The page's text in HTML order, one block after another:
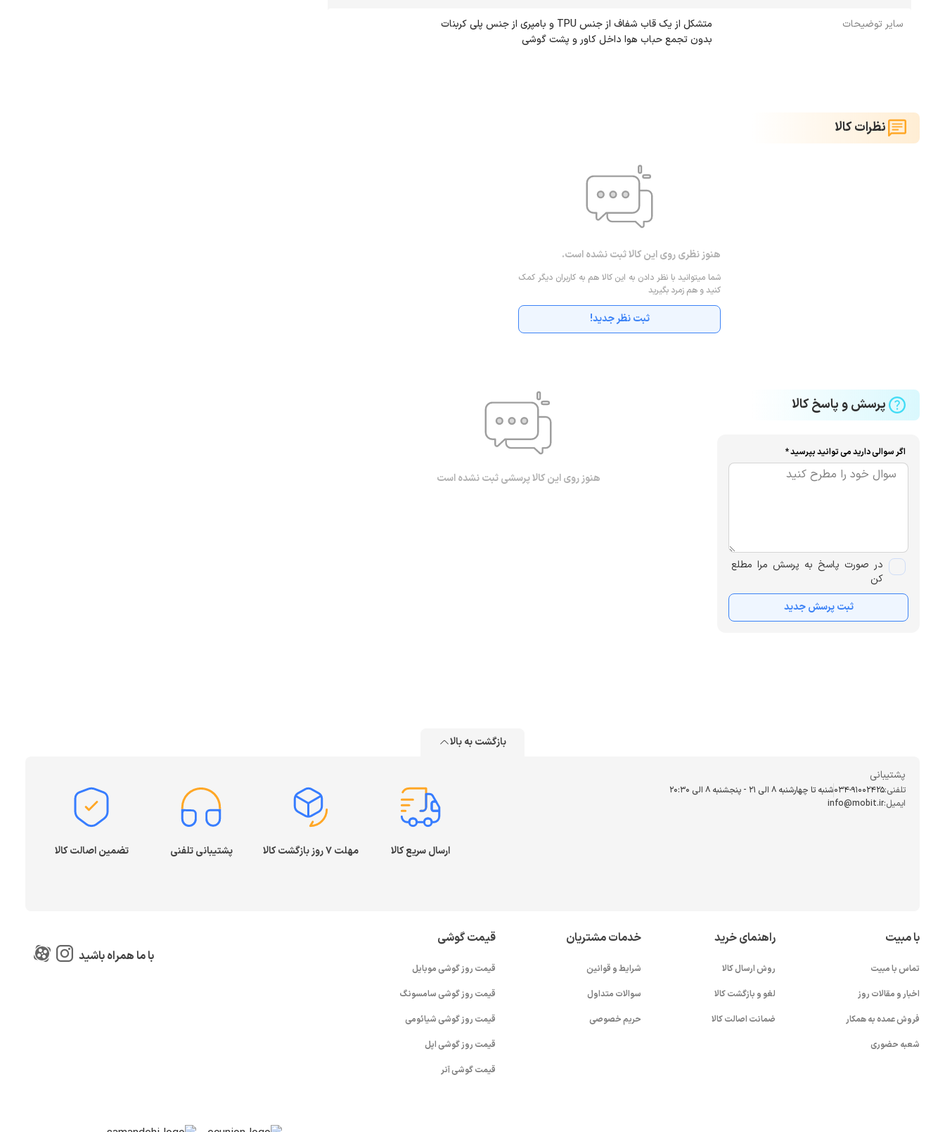
سایر توضیحات
بدون تجمع حباب هوا داخل کاور و پشت گوشی
نظرات کالا
هنوز نظری روی این کالا ثبت نشده است.
شما میتوانید با نظر دادن به این کالا هم به کاربران دیگر کمک
کنید و هم زمرد بگیرید
ثبت نظر جدید!
پرسش و پاسخ کالا
اگر سوالی دارید می توانید بپرسید *
در صورت پاسخ به پرسش مرا مطلع
کن
ثبت پرسش جدید
هنوز روی این کالا پرسشی ثبت نشده است
بازگشت به بالا
پشتیبانی
تلفنی:034-91002425شنبه تا چهارشنبه ۸ الی ۲۱ - پنجشنبه 8 الی ۲۰:۳۰
ایمیل:info@mobit.ir
ارسال سریع کالا مهلت ۷ روز بازگشت کالا پشتیبانی تلفنی تضمین اصالت کالا
با مبیت
تماس با مبیت
اخبار و مقالات روز
فروش عمده به همکار
شعبه حضوری
راهنمای خرید
روش ارسال کالا
لغو و بازگشت کالا
ضمانت اصالت کالا
خدمات مشتریان
شرایط و قوانین
سوالات متداول
حریم خصوصی
قیمت گوشی
قیمت روز گوشی موبایل
قیمت روز گوشی سامسونگ
قیمت روز گوشی شیائومی
قیمت روز گوشی اپل
قیمت گوشی آنر
با ما همراه باشید